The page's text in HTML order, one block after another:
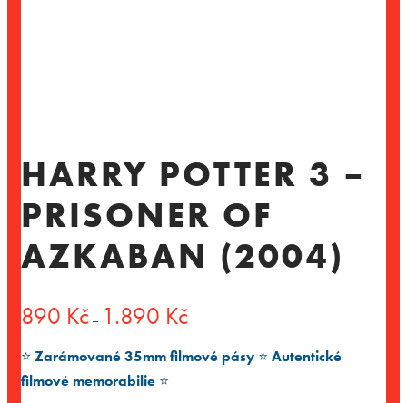
HARRY POTTER 3 –
PRISONER OF
AZKABAN (2004)
890 Kč – 1.890 Kčcen:
až
⭐️ Zarámované 35mm filmové pásy ⭐️ Autentické
filmové memorabilie ⭐️